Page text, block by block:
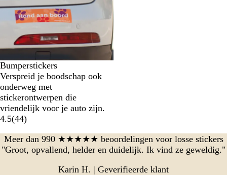
Bumperstickers
Verspreid je boodschap ook
onderweg met
stickerontwerpen die
vriendelijk voor je auto zijn.
4.5(44)
Meer dan 990 ★★★★★ beoordelingen voor losse stickers
"Groot, opvallend, helder en duidelijk. Ik vind ze geweldig."
Karin H. | Geverifieerde klant